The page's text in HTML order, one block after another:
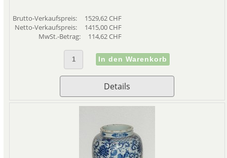
Brutto-Verkaufspreis:
1529,62 CHF
Netto-Verkaufspreis:
1415,00 CHF
MwSt.-Betrag:
114,62 CHF
Details